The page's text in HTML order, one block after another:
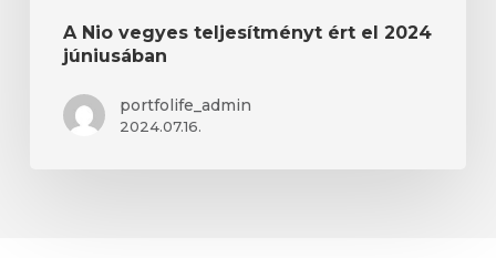
A Nio vegyes teljesítményt ért el 2024
júniusában
portfolife_admin
2024.07.16.